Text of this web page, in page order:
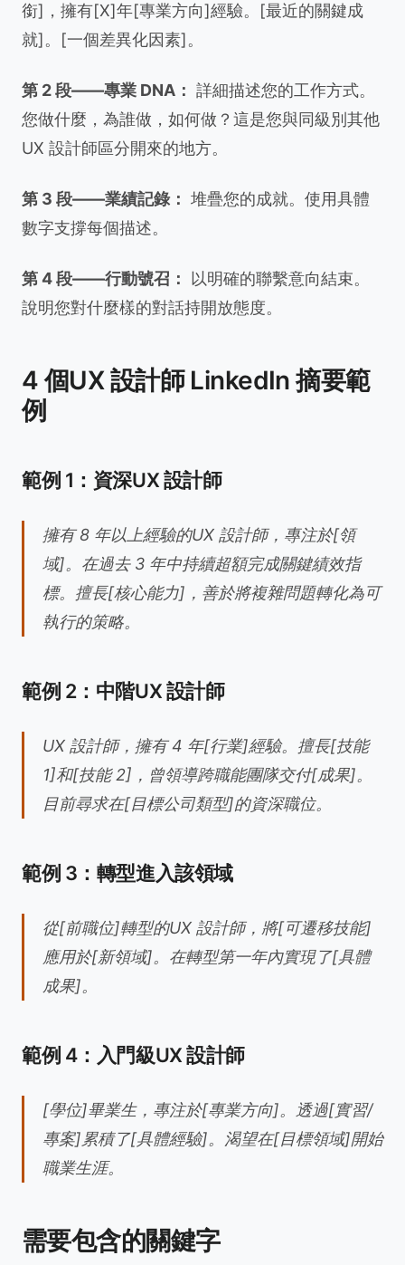
銜]，擁有[X]年[專業方向]經驗。[最近的關鍵成
就]。[一個差異化因素]。
第 2 段——專業 DNA： 詳細描述您的工作方式。
您做什麼，為誰做，如何做？這是您與同級別其他
UX 設計師區分開來的地方。
第 3 段——業績記錄： 堆疊您的成就。使用具體
數字支撐每個描述。
第 4 段——行動號召：
以明確的聯繫意向結束。
說明您對什麼樣的對話持開放態度。
4 個UX 設計師 LinkedIn 摘要範
例
範例 1：資深UX 設計師
擁有 8 年以上經驗的UX 設計師，專注於[領
域]。在過去 3 年中持續超額完成關鍵績效指
標。擅長[核心能力]，善於將複雜問題轉化為可
執行的策略。
範例 2：中階UX 設計師
UX 設計師，擁有 4 年[行業]經驗。擅長[技能
1]和[技能 2]，曾領導跨職能團隊交付[成果]。
目前尋求在[目標公司類型]的資深職位。
範例 3：轉型進入該領域
從[前職位]轉型的UX 設計師，將[可遷移技能]
應用於[新領域]。在轉型第一年內實現了[具體
成果]。
範例 4：入門級UX 設計師
[學位]畢業生，專注於[專業方向]。透過[實習/
專案]累積了[具體經驗]。渴望在[目標領域]開始
職業生涯。
需要包含的關鍵字